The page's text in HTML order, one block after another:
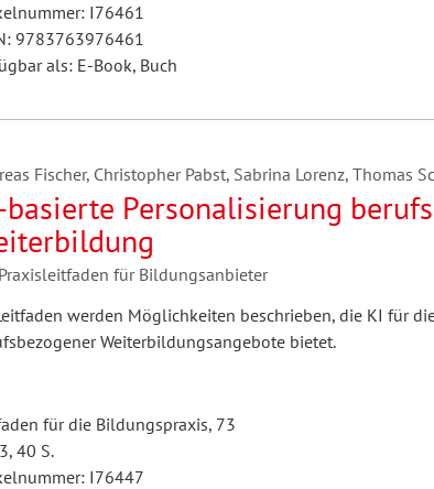
I76461
9783763976461
als: E-Book, Buch
Fischer, Christopher Pabst, Sabrina Lorenz, Thomas
basierte Personalisierung
für Bildungsanbieter
werden Möglichkeiten beschrieben, die KI für
Weiterbildungsangebote bietet.
für die Bildungspraxis, 73
40 S.
I76447